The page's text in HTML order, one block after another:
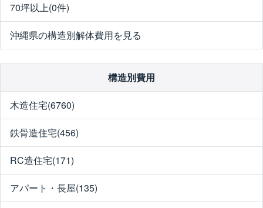
70坪以上(0件)
沖縄県の構造別解体費用を見る
構造別費用
木造住宅(6760)
鉄骨造住宅(456)
RC造住宅(171)
アパート・長屋(135)